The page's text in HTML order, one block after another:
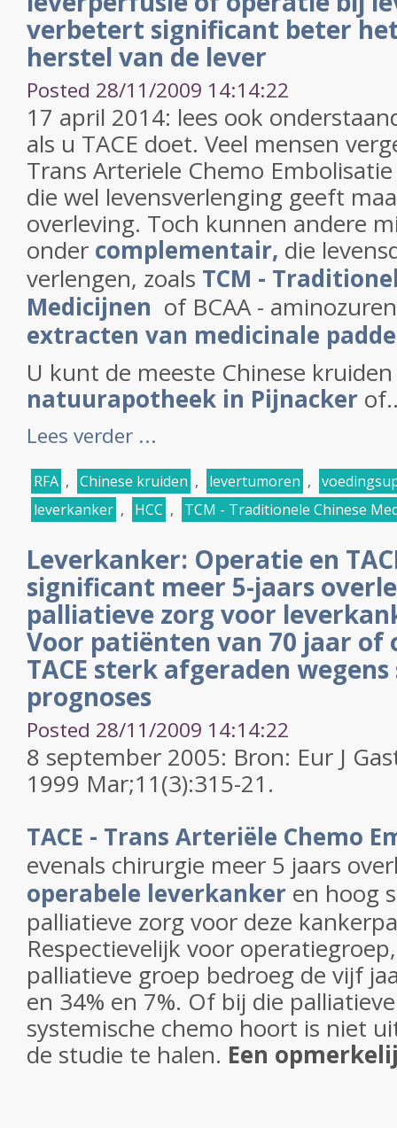
verbetert significant beter
herstel van de lever
Posted 28/11/2009 14:14:22
17 april 2014: lees ook
als u TACE doet. Veel mensen
Trans Arteriele Chemo
die wel levensverlenging geeft
overleving. Toch kunnen andere
onder complementair, die
verlengen, zoals TCM -
Medicijnen of BCAA -
extracten van medicinale
U kunt de meeste Chinese
natuurapotheek in Pijnacker
Lees verder ...
RFA , Chinese kruiden , levertumoren ,
leverkanker , HCC , TCM - Traditionele Chinese
Leverkanker: Operatie en
significant meer 5-jaars
palliatieve zorg voor
Voor patiënten van 70 jaar of
TACE sterk afgeraden
prognoses
Posted 28/11/2009 14:14:22
8 september 2005: Bron: Eur J
1999 Mar;11(3):315-21.
TACE - Trans Arteriële Chemo
evenals chirurgie meer 5 jaars
operabele leverkanker en hoog
palliatieve zorg voor deze
Respectievelijk voor
palliatieve groep bedroeg de vijf
en 34% en 7%. Of bij die
systemische chemo hoort is niet
de studie te halen. Een